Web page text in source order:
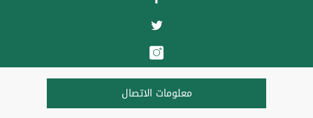
معلومات الاتصال